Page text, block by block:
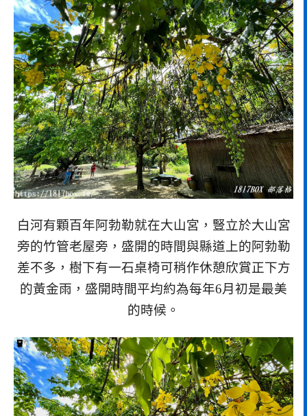
白河有顆百年阿勃勒就在大山宮，豎立於大山宮
旁的竹管老屋旁，盛開的時間與縣道上的阿勃勒
差不多，樹下有一石桌椅可稍作休憩欣賞正下方
的黃金雨，盛開時間平均約為每年6月初是最美
的時候。